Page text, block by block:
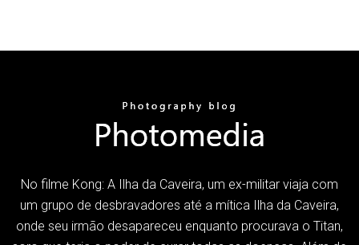
No filme Kong: A Ilha da Caveira, um ex-militar viaja com
um grupo de desbravadores até a mítica Ilha da Caveira,
onde seu irmão desapareceu enquanto procurava o Titan,